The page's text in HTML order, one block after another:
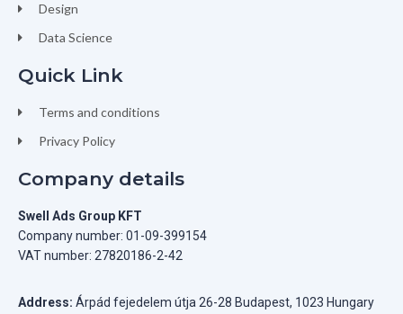
Design
Data Science
Quick Link
Terms and conditions
Privacy Policy
Company details
Swell Ads Group KFT
Company number: 01-09-399154
VAT number: 27820186-2-42
Address: Árpád fejedelem útja 26-28 Budapest, 1023 Hungary